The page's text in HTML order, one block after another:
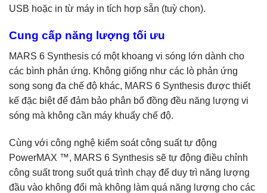
USB hoặc in từ máy in tích hợp sẵn (tuỳ chọn).
Cung cấp năng lượng tối ưu
MARS 6 Synthesis có một khoang vi sóng lớn dành cho
các bình phản ứng. Không giống như các lò phản ứng
song song đa chế độ khác, MARS 6 Synthesis được thiết
kế đặc biệt để đảm bảo phân bố đồng đều năng lượng vi
sóng mà không cần máy khuấy chế độ.
Cùng với công nghệ kiểm soát công suất tự động
PowerMAX ™, MARS 6 Synthesis sẽ tự động điều chỉnh
công suất trong suốt quá trình chạy để duy trì năng lượng
đầu vào không đổi mà không làm quá năng lượng cho các